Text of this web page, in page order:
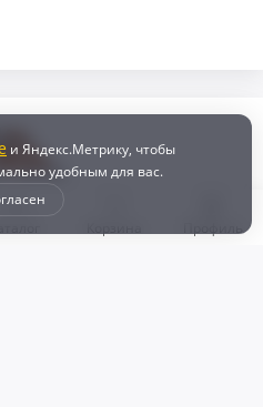
и Яндекс.Метрику, чтобы
удобным для вас.